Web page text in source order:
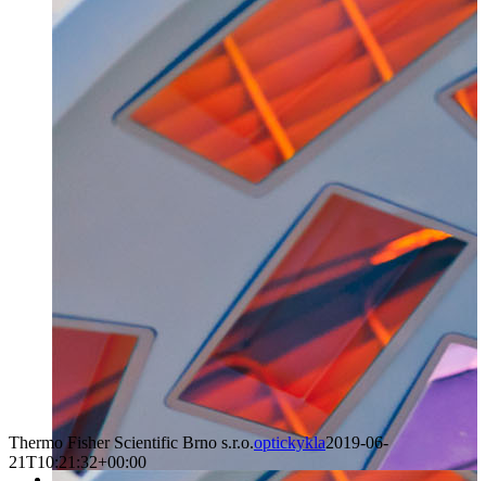
Thermo Fisher Scientific Brno s.r.o.optickykla2019-06-
21T10:21:32+00:00